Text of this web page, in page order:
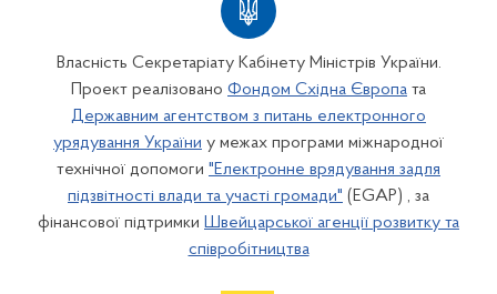
Власність Секретаріату Кабінету Міністрів України.
Проект реалізовано Фондом Східна Європа та
Державним агентством з питань електронного
урядування України у межах програми міжнародної
технічної допомоги "Електронне врядування задля
підзвітності влади та участі громади" (EGAP) , за
фінансової підтримки Швейцарської агенції розвитку та
співробітництва